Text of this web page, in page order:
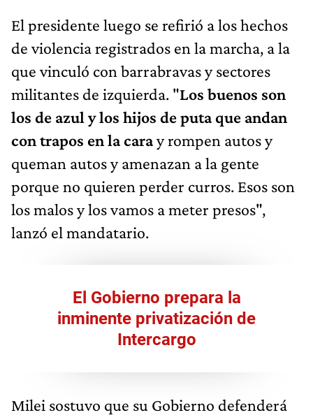
El presidente luego se refirió a los hechos
de violencia registrados en la marcha, a la
que vinculó con barrabravas y sectores
militantes de izquierda. "Los buenos son
los de azul y los hijos de puta que andan
con trapos en la caray rompen autos y
queman autos y amenazan a la gente
porque no quieren perder curros. Esos son
los malos y los vamos a meter presos",
lanzó el mandatario.
El Gobierno prepara la
inminente privatización de
Intercargo
Milei sostuvo que su Gobierno defenderá